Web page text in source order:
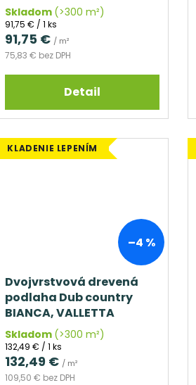
Skladom (>300 m²)
75,83 € bez DPH
91,75 € / m²
Jednotková
cena:
91,75 € / 1 ks
Detail
KLADENIE LEPENÍM
–4 %
Dvojvrstvová drevená
podlaha Dub country
BIANCA, VALLETTA
Skladom (>300 m²)
109,50 € bez DPH
132,49 € / m²
Jednotková
cena:
132,49 € / 1 ks